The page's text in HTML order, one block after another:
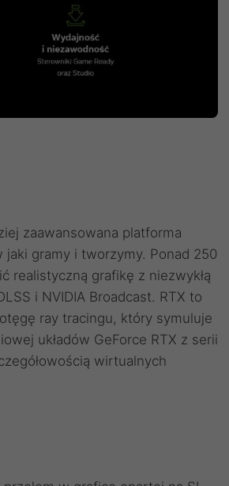
zaawansowana platforma
gramy i tworzymy. Ponad 250
realistyczną grafikę z niezwykłą
i NVIDIA Broadcast. RTX to
ray tracingu, który symuluje
układów GeForce RTX z serii
wirtualnych